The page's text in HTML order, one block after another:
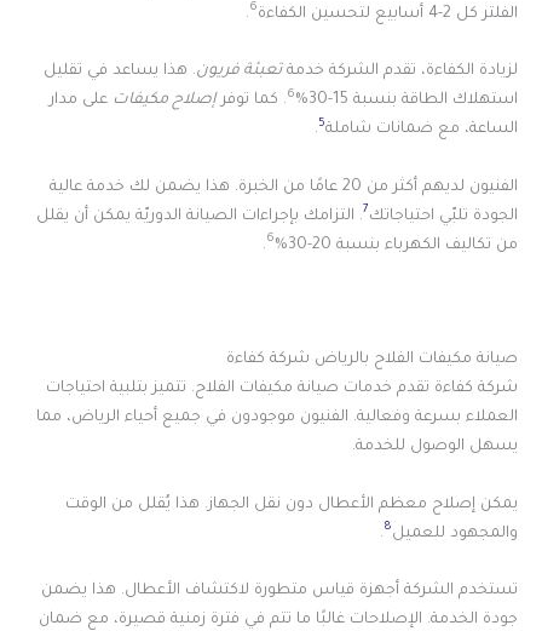
الفلتر كل 2-4 أسابيع لتحسين الكفاءة
6
.
لزيادة الكفاءة، تقدم الشركة خدمةتعبئة فريون. هذا يساعد في تقليل
استهلاك الطاقة بنسبة 15-30%
6. كما توفر إصلاح مكيفات على مدار
الساعة، مع ضمانات شاملة5
.
الفنيون لديهم أكثر من 20 عامًا من الخبرة. هذا يضمن لك خدمة عالية
الجودة تلبّي احتياجاتك7. التزامك بإجراءات الصيانة الدوريّة يمكن أن يقلل
من تكاليف الكهرباء بنسبة 20-30%
6
.
صيانة مكيفات الفلاح بالرياض شركة كفاءة
شركة كفاءة تقدم خدمات صيانة مكيفات الفلاح. تتميز بتلبية احتياجات
العملاء بسرعة وفعالية. الفنيون موجودون في جميع أحياء الرياض، مما
يسهل الوصول للخدمة.
يمكن إصلاح معظم الأعطال دون نقل الجهاز. هذا يُقلل من الوقت
والمجهود للعميل8
.
تستخدم الشركة أجهزة قياس متطورة لاكتشاف الأعطال. هذا يضمن
جودة الخدمة. الإصلاحات غالبًا ما تتم في فترة زمنية قصيرة، مع ضمان